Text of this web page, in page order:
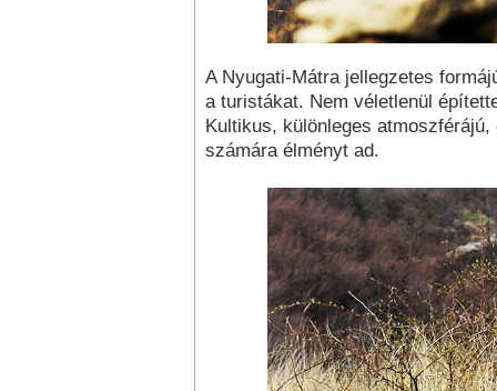
A Nyugati-Mátra jellegzetes
a turistákat. Nem véletlenül
Kultikus, különleges
számára élményt ad.